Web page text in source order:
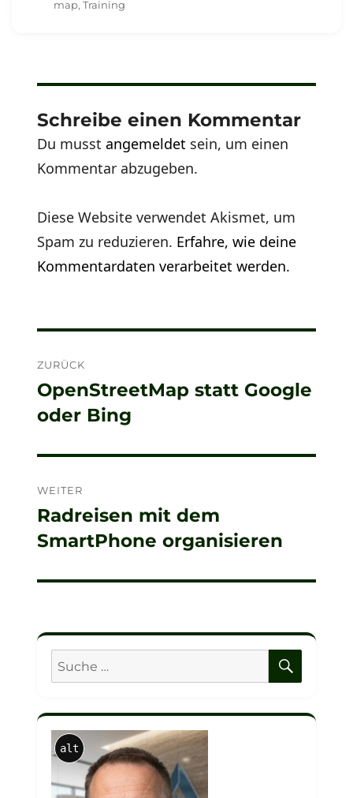
map,Training
Schreibe einen Kommentar
Du musstangemeldet sein, um einen
Kommentar abzugeben.
Diese Website verwendet Akismet, um
Spam zu reduzieren. Erfahre, wie deine
Kommentardaten verarbeitet werden.
ZURÜCK
Vorheriger
Beitrag:
OpenStreetMap statt Google
oder Bing
WEITER
Nächster
Beitrag:
Radreisen mit dem
SmartPhone organisieren
Suche
nach:
alt